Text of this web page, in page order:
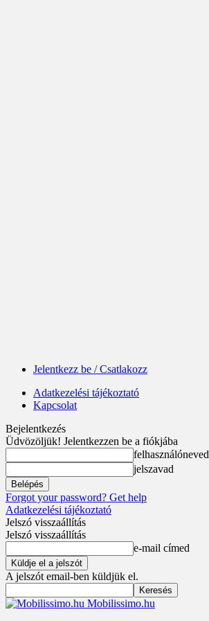
Jelentkezz be / Csatlakozz
Adatkezelési tájékoztató
Kapcsolat
Bejelentkezés
Üdvözöljük! Jelentkezzen be a fiókjába
felhasználóneved
jelszavad
Forgot your password? Get help
Adatkezelési tájékoztató
Jelszó visszaállítás
Jelszó visszaállítás
e-mail címed
A jelszót email-ben küldjük el.
Mobilissimo.hu